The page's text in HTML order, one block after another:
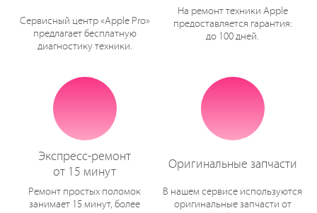
Сервисный центр «Apple Pro»
предлагает бесплатную
диагностику техники.
На ремонт техники Apple
предоставляется гарантия:
до 100 дней.
Экспресс-ремонт
от 15 минут
Ремонт простых поломок
занимает 15 минут, более
Оригинальные запчасти
В нашем сервисе используются
оригинальные запчасти от